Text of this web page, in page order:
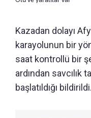
Kazadan dolayı
karayolunun bir
saat kontrollü bir
ardından savcılık
başlatıldığı bildirildi.